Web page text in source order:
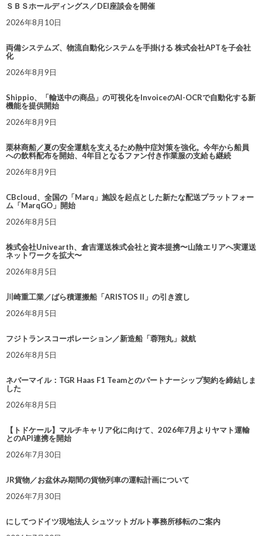
ＳＢＳホールディングス／DEI座談会を開催
2026年8月10日
両備システムズ、物流自動化システムを手掛ける 株式会社APTを子会社
化
2026年8月9日
Shippio、「輸送中の商品」の可視化をInvoiceのAI-OCRで自動化する新
機能を提供開始
2026年8月9日
栗林商船／夏の安全運航を支えるため熱中症対策を強化。今年から船員
への飲料配布を開始、4年目となるファン付き作業服の支給も継続
2026年8月9日
CBcloud、全国の「Marq」施設を起点とした新たな配送プラットフォー
ム「MarqGO」開始
2026年8月5日
株式会社Univearth、倉吉運送株式会社と資本提携〜山陰エリアへ実運送
ネットワークを拡大〜
2026年8月5日
川崎重工業／ばら積運搬船「ARISTOS II」の引き渡し
2026年8月5日
フジトランスコーポレーション／新造船「蓉翔丸」就航
2026年8月5日
ネバーマイル：TGR Haas F1 Teamとのパートナーシップ契約を締結しま
した
2026年8月5日
【トドケール】マルチキャリア化に向けて、2026年7月よりヤマト運輸
とのAPI連携を開始
2026年7月30日
JR貨物／お盆休み期間の貨物列車の運転計画について
2026年7月30日
にしてつドイツ現地法人 シュツットガルト事務所移転のご案内